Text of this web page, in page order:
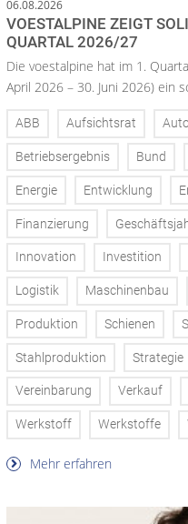
06.08.2026
VOESTALPINE ZEIGT
QUARTAL 2026/27
Die voestalpine hat im 1.
April 2026 – 30. Juni 2026) ein
ABB Aufsichtsrat
Betriebsergebnis Bund
Energie Entwicklung
Finanzierung
Innovation Investition
Logistik Maschinenbau
Produktion Schienen
Stahlproduktion Strategie
Vereinbarung Verkauf
Werkstoff Werkstoffe
Mehr erfahren